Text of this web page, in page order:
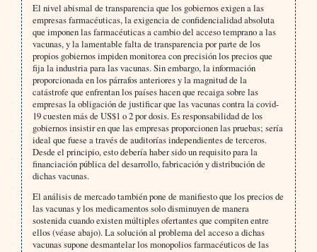
El nivel abismal de transparencia que los gobiernos exigen a las
empresas farmacéuticas, la exigencia de confidencialidad absoluta
que imponen las farmacéuticas a cambio del acceso temprano a las
vacunas, y la lamentable falta de transparencia por parte de los
propios gobiernos impiden monitorea con precisión los precios que
fija la industria para las vacunas. Sin embargo, la información
proporcionada en los párrafos anteriores y la magnitud de la
catástrofe que enfrentan los países hacen que recaiga sobre las
empresas la obligación de justificar que las vacunas contra la covid-
19 cuesten más de US$1 o 2 por dosis. Es responsabilidad de los
gobiernos insistir en que las empresas proporcionen las pruebas; sería
ideal que fuese a través de auditorías independientes de terceros.
Desde el principio, esto debería haber sido un requisito para la
financiación pública del desarrollo, fabricación y distribución de
dichas vacunas.
El análisis de mercado también pone de manifiesto que los precios de
las vacunas y los medicamentos solo disminuyen de manera
sostenida cuando existen múltiples ofertantes que compiten entre
ellos (véase abajo). La solución al problema del acceso a dichas
vacunas supone desmantelar los monopolios farmacéuticos de las